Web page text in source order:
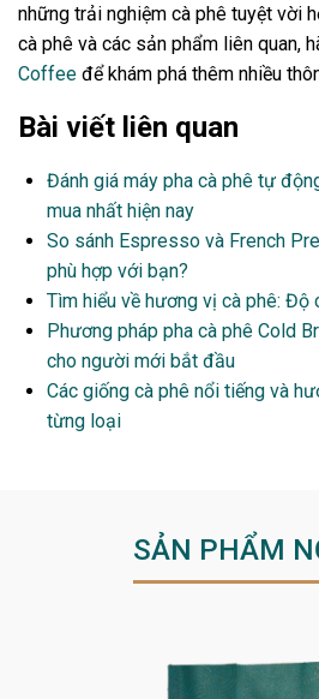
những trải nghiệm cà phê tuyệt vời
cà phê và các sản phẩm liên quan,
Coffee để khám phá thêm nhiều
Bài viết liên quan
Đánh giá máy pha cà phê tự
mua nhất hiện nay
So sánh Espresso và French
phù hợp với bạn?
Tìm hiểu về hương vị cà phê: Độ
Phương pháp pha cà phê Cold
cho người mới bắt đầu
Các giống cà phê nổi tiếng và
từng loại
SẢN PHẨM